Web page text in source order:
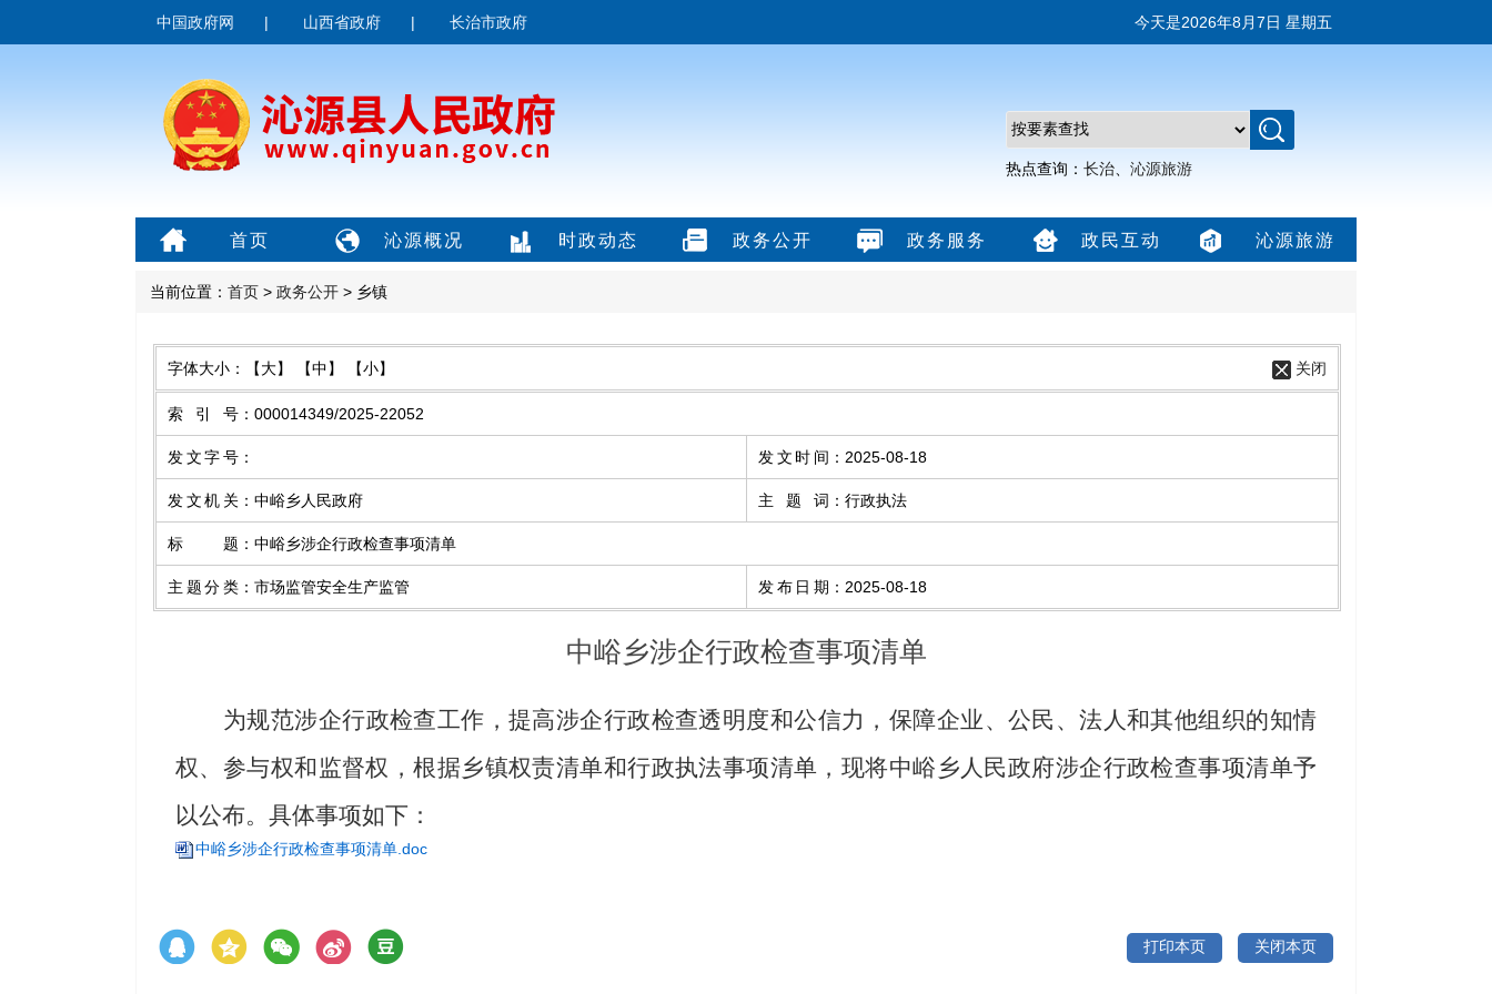
中国政府网 | 山西省政府 | 长治市政府 今天是2026年8月7日 星期五
热点查询： 长治 沁源旅游
首页 沁源概况 时政动态 政务公开 政务服务 政民互动 沁源旅游
当前位置： 首页 > 政务公开 > 乡镇
字体大小： 【大】 【中】 【小】 关闭
索引号 ： 000014349/2025-22052
发文字号 ： 发文时间 ： 2025-08-18
发文机关 ： 中峪乡人民政府 主题词 ： 行政执法
标题 ： 中峪乡涉企行政检查事项清单
主题分类 ： 市场监管安全生产监管 发布日期 ： 2025-08-18
中峪乡涉企行政检查事项清单
为规范涉企行政检查工作，提高涉企行政检查透明度和公信力，保障企业、公民、法人和其他组织的知情
权、参与权和监督权，根据乡镇权责清单和行政执法事项清单，现将中峪乡人民政府涉企行政检查事项清单予
以公布。具体事项如下：
中峪乡涉企行政检查事项清单.doc
打印本页 关闭本页